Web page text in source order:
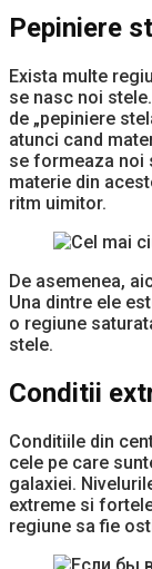
Pepiniere
Exista multe
se nasc noi
de „pepiniere
atunci cand
se formeaza noi
materie din
ritm uimitor.
De asemenea,
Una dintre ele
o regiune
stele.
Conditii
Conditiile din
cele pe care
galaxiei.
extreme si
regiune sa fie